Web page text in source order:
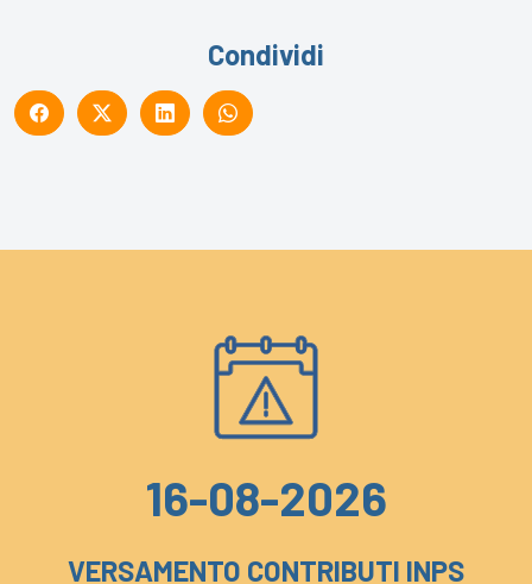
Condividi
16-08-2026
VERSAMENTO CONTRIBUTI INPS